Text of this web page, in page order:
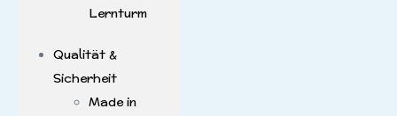
Lernturm
Qualität &
Sicherheit
Made in